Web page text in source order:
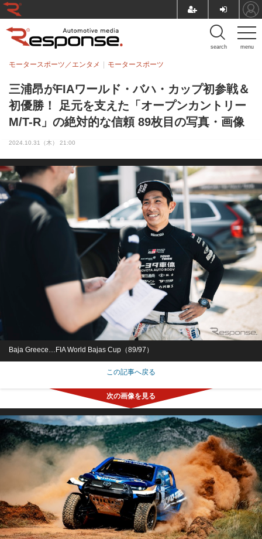
menu
search
三浦昂がFIAワールド・バハ・カップ初参戦＆
初優勝！ 足元を支えた「オープンカントリー
M/T-R」の絶対的な信頼 89枚目の写真・画像
モータースポーツ／エンタメ モータースポーツ
2024.10.31（木） 21:00
Baja Greece…FIA World Bajas Cup（89/97）
この記事へ戻る